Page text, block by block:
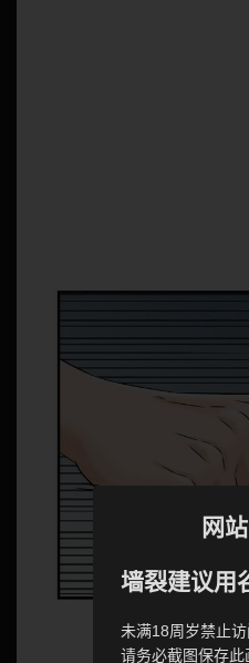
网
墙裂建议用
未满18周岁禁止访
请务必截图保存此